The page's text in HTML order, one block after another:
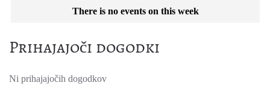
There is no events on this week
Prihajajoči dogodki
Ni prihajajočih dogodkov